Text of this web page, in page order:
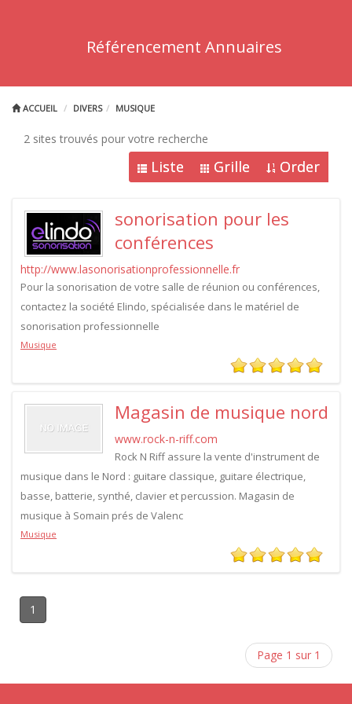
Référencement Annuaires
ACCUEIL DIVERS MUSIQUE
2 sites trouvés pour votre recherche
Liste Grille Order
sonorisation pour les
conférences
http://www.lasonorisationprofessionnelle.fr
Pour la sonorisation de votre salle de réunion ou conférences,
contactez la société Elindo, spécialisée dans le matériel de
sonorisation professionnelle
Musique
Magasin de musique nord
www.rock-n-riff.com
Rock N Riff assure la vente d'instrument de
musique dans le Nord : guitare classique, guitare électrique,
basse, batterie, synthé, clavier et percussion. Magasin de
musique à Somain prés de Valenc
Musique
1
Page 1 sur 1